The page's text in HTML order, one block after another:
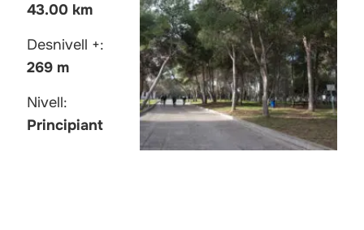
43.00 km
Desnivell +:
269 m
Nivell:
Principiant